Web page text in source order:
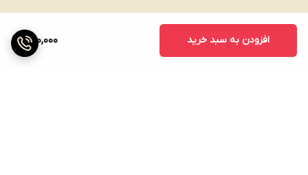
280,000 افزودن به سبد خرید